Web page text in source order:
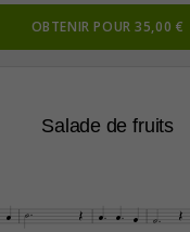
OBTENIR POUR 35,00 €
Salade de fruits
       